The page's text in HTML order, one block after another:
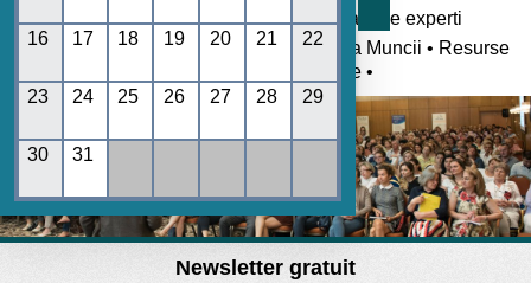
- Toate noutatile legislative explicate de experti
• Codul Fiscal • Contabilitate • Legislatia Muncii • Resurse
Umane • REGES online •
Newsletter gratuit
16 17 18 19 20 21 22
23 24 25 26 27 28 29
30 31